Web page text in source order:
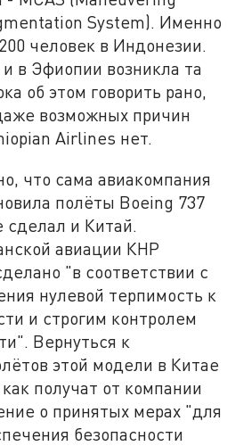
System). Именно
человек в Индонезии.
в Эфиопии возникла та
об этом говорить рано,
возможных причин
Airlines нет.
что сама авиакомпания
полёты Boeing 737
сделал и Китай.
авиации КНР
"в соответствии с
нулевой терпимость к
и строгим контролем
Вернуться к
этой модели в Китае
получат от компании
о принятых мерах "для
безопасности